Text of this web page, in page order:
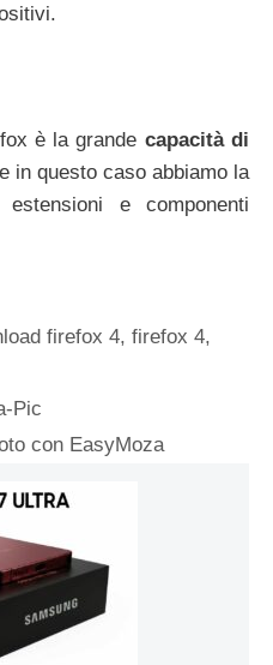
è la grande capacità di
in questo caso abbiamo la
e componenti
firefox 4,firefox 4,
Pic
con EasyMoza